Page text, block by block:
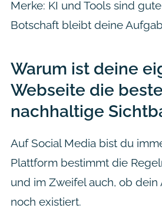
Merke: KI und Tools sind
Botschaft bleibt deine
Warum ist deine
Webseite die
nachhaltige
Auf Social Media bist du
Plattform bestimmt die
und im Zweifel auch, ob
noch existiert.